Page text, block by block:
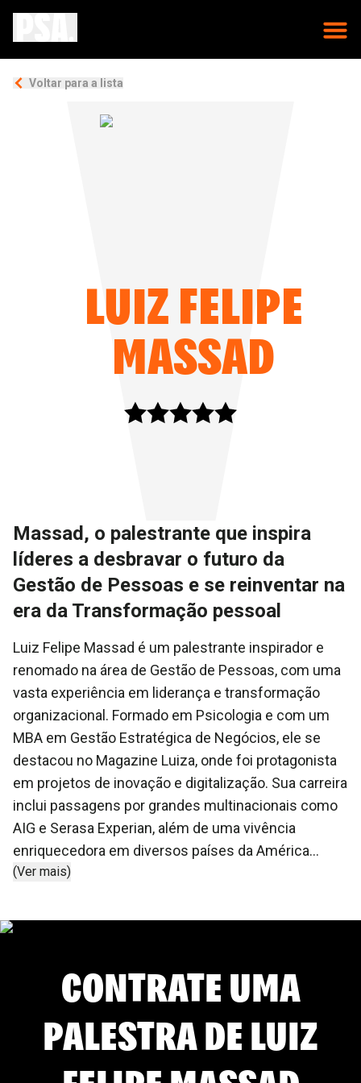
Voltar para a lista
LUIZ FELIPE
MASSAD
Massad, o palestrante que inspira
líderes a desbravar o futuro da
Gestão de Pessoas e se reinventar na
era da Transformação pessoal
Luiz Felipe Massad é um palestrante inspirador e
renomado na área de Gestão de Pessoas, com uma
vasta experiência em liderança e transformação
organizacional. Formado em Psicologia e com um
MBA em Gestão Estratégica de Negócios, ele se
destacou no Magazine Luiza, onde foi protagonista
em projetos de inovação e digitalização. Sua carreira
inclui passagens por grandes multinacionais como
AIG e Serasa Experian, além de uma vivência
enriquecedora em diversos países da América
Latina, o que o torna uma referência em práticas
Felipe Massad são um convite à reflexão e à ação,
na era da Transformação Digital. Ele envolve seus
gestão de equipes e a liderança eficaz podem ser a
chave para o sucesso em um mundo em rápida
mudança. Sua abordagem dinâmica e prática
(Ver mais)
CONTRATE UMA
PALESTRA DELUIZ